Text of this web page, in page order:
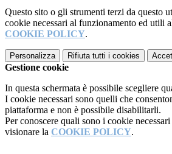
Questo sito o gli strumenti terzi da questo
cookie necessari al funzionamento ed utili
COOKIE POLICY.
Personalizza Rifiuta tutti i cookies
Gestione cookie
In questa schermata è possibile scegliere
I cookie necessari sono quelli che
piattaforma e non è possibile disabilitarli.
Per conoscere quali sono i cookie
visionare la COOKIE POLICY.